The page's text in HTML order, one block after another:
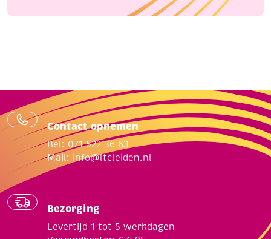
Contact opnemen
Bel: 071 522 36 63
Mail: info@ltcleiden.nl
Bezorging
Levertijd 1 tot 5 werkdagen